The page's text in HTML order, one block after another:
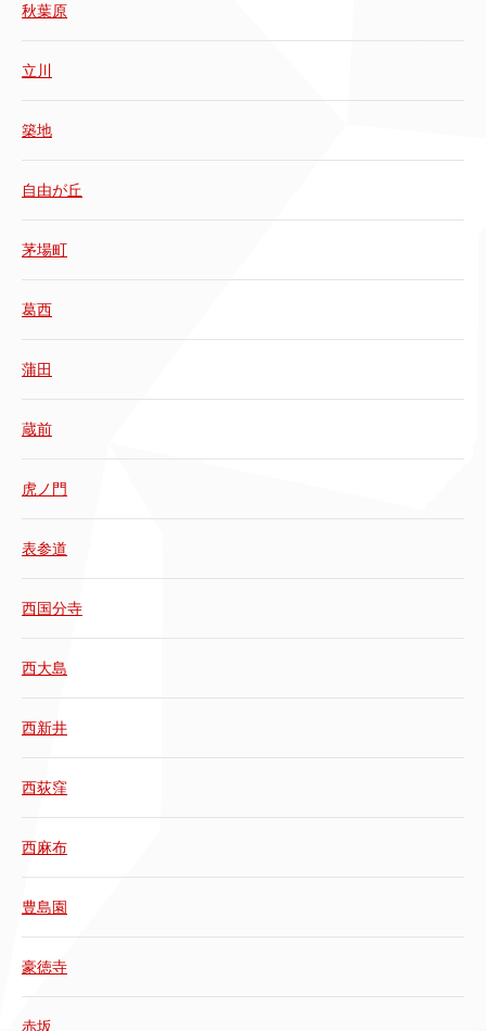
秋葉原
立川
築地
自由が丘
茅場町
葛西
蒲田
蔵前
虎ノ門
表参道
西国分寺
西大島
西新井
西荻窪
西麻布
豊島園
豪徳寺
赤坂